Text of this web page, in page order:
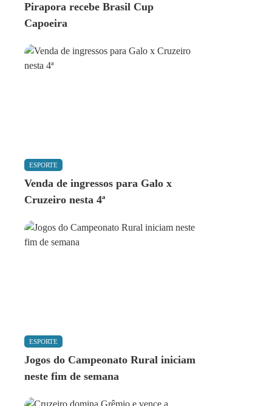
Pirapora recebe Brasil Cup
Capoeira
ESPORTE
Venda de ingressos para Galo x
Cruzeiro nesta 4ª
ESPORTE
Jogos do Campeonato Rural iniciam
neste fim de semana